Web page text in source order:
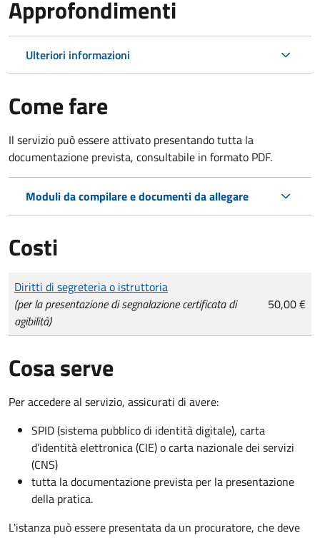
Approfondimenti
Ulteriori informazioni
Come fare
Il servizio può essere attivato presentando tutta la
documentazione prevista, consultabile in formato PDF.
Moduli da compilare e documenti da allegare
Costi
Tipo di pagamento
Importo
Diritti di segreteria o istruttoria
(per la presentazione di segnalazione certificata di
agibilità)
50,00 €
Cosa serve
Per accedere al servizio, assicurati di avere:
SPID (sistema pubblico di identità digitale), carta
d’identità elettronica (CIE) o carta nazionale dei servizi
(CNS)
tutta la documentazione prevista per la presentazione
della pratica.
L'istanza può essere presentata da un procuratore, che deve